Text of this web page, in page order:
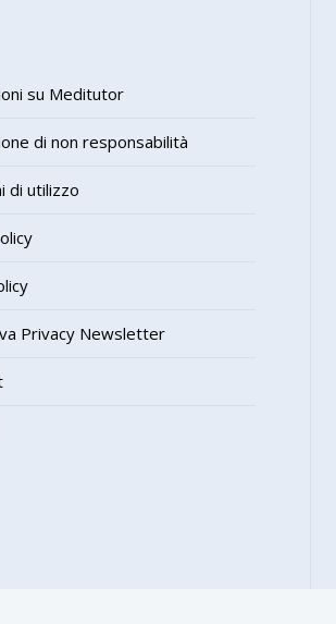
su Meditutor
di non responsabilità
di utilizzo
Privacy Newsletter